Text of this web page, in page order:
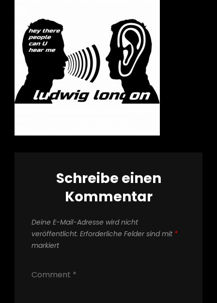
Schreibe einen
Kommentar
Deine E-Mail-Adresse wird nicht
veröffentlicht. Erforderliche Felder sind mit *
markiert